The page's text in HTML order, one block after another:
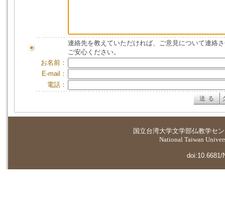
連絡先を教えていただければ、ご意見について連絡
ご安心ください。
お名前：
E-mail：
電話：
国立台湾大学文学部仏教学セ
National Taiwan
doi:10.6681/